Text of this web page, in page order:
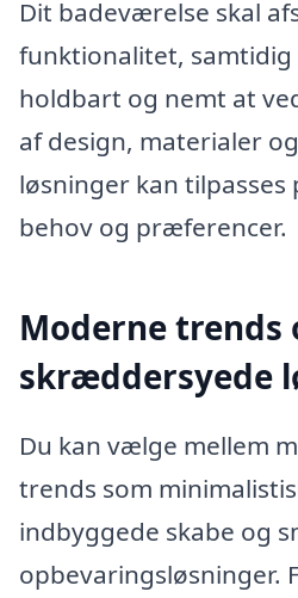
Dit badeværelse skal
funktionalitet,
holdbart og nemt at
af design, materialer
løsninger kan
behov og præferencer.
Moderne trends
skræddersyede
Du kan vælge mellem
trends som
indbyggede skabe og
opbevaringsløsninger.